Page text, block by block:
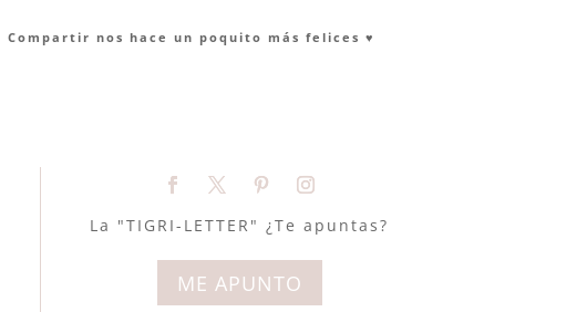
Compartir nos hace un poquito más felices ♥︎
La "TIGRI-LETTER" ¿Te apuntas?
ME APUNTO